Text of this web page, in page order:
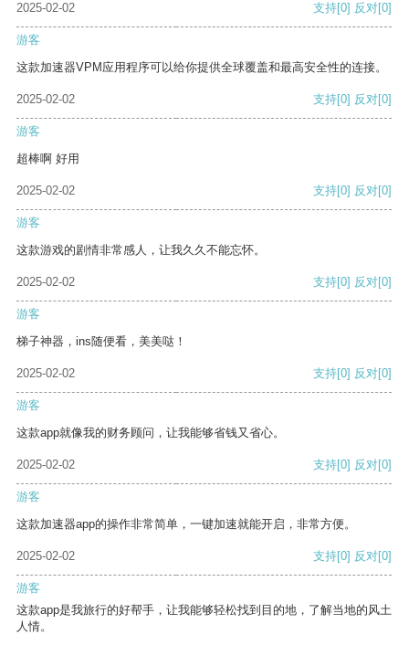
2025-02-02
支持[0] 反对[0]
游客
这款加速器VPM应用程序可以给你提供全球覆盖和最高安全性的连接。
2025-02-02 支持[0] 反对[0]
游客
超棒啊 好用
2025-02-02 支持[0] 反对[0]
游客
这款游戏的剧情非常感人，让我久久不能忘怀。
2025-02-02 支持[0] 反对[0]
游客
梯子神器，ins随便看，美美哒！
2025-02-02 支持[0] 反对[0]
游客
这款app就像我的财务顾问，让我能够省钱又省心。
2025-02-02 支持[0] 反对[0]
游客
这款加速器app的操作非常简单，一键加速就能开启，非常方便。
2025-02-02 支持[0] 反对[0]
游客
这款app是我旅行的好帮手，让我能够轻松找到目的地，了解当地的风土
人情。